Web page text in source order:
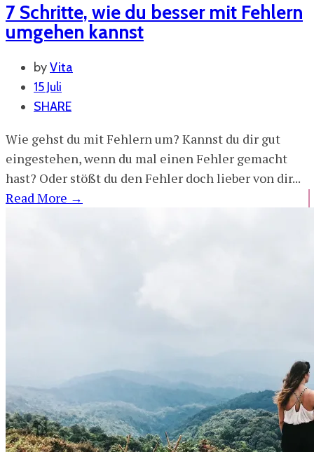
7 Schritte, wie du besser mit Fehlern
umgehen kannst
byVita
15 Juli
SHARE
Wie gehst du mit Fehlern um? Kannst du dir gut
eingestehen, wenn du mal einen Fehler gemacht
hast? Oder stößt du den Fehler doch lieber von dir...
Read More →